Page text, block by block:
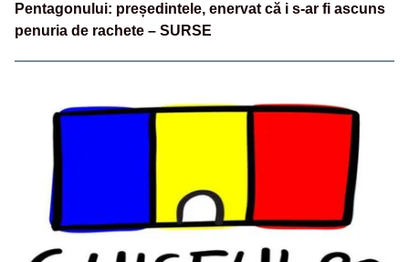
Pentagonului: președintele, enervat că i s-ar fi ascuns
penuria de rachete – SURSE